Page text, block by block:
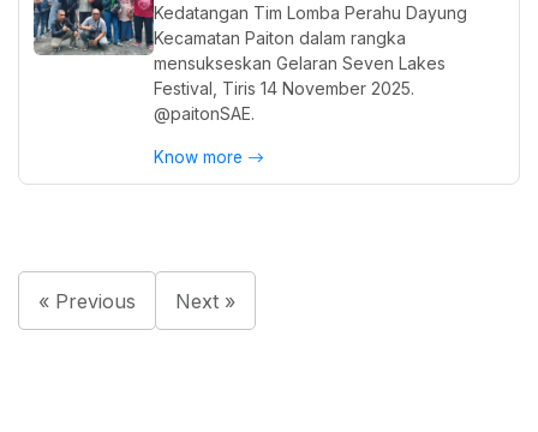
Kedatangan Tim Lomba Perahu Dayung
Kecamatan Paiton dalam rangka
mensukseskan Gelaran Seven Lakes
Festival, Tiris 14 November 2025.
@paitonSAE.
Know more
« Previous Next »